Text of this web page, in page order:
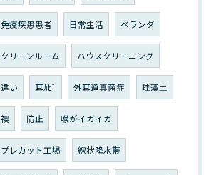
免疫疾患患者 日常生活 ベランダ
クリーンルーム ハウスクリーニング
違い 耳ｶﾋﾞ 外耳道真菌症 珪藻土
襖 防止 喉がイガイガ
プレカット工場 線状降水帯